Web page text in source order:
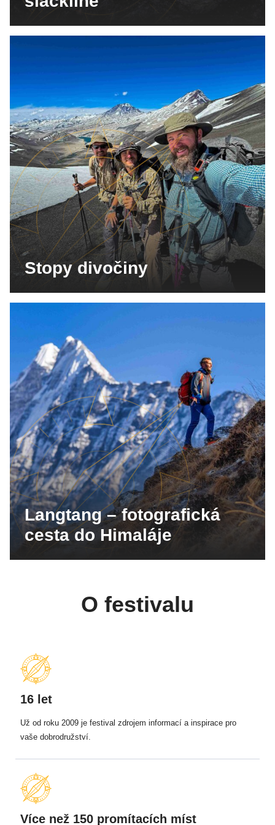
Stopy divočiny
Langtang – fotografická
cesta do Himaláje
O festivalu
16 let
Už od roku 2009 je festival zdrojem informací a inspirace pro
vaše dobrodružství.
Více než 150 promítacích míst